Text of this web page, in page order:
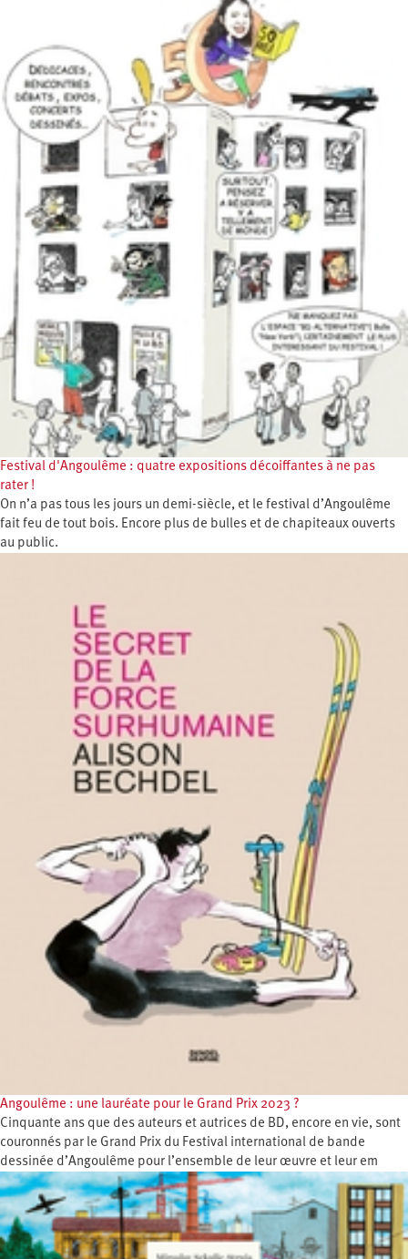
Festival d'Angoulême : quatre expositions décoiffantes à ne pas
rater !
On n’a pas tous les jours un demi-siècle, et le festival d’Angoulême
fait feu de tout bois. Encore plus de bulles et de chapiteaux ouverts
au public.
Angoulême : une lauréate pour le Grand Prix 2023 ?
Cinquante ans que des auteurs et autrices de BD, encore en vie, sont
couronnés par le Grand Prix du Festival international de bande
dessinée d’Angoulême pour l’ensemble de leur œuvre et leur em